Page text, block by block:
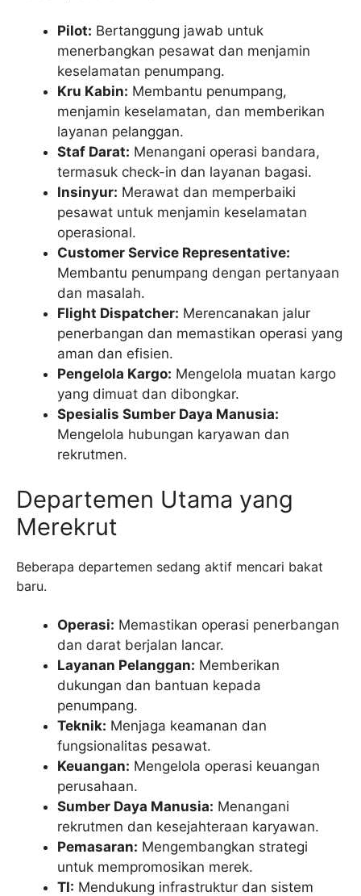
Pilot: Bertanggung jawab untuk
menerbangkan pesawat dan menjamin
keselamatan penumpang.
Kru Kabin: Membantu penumpang,
menjamin keselamatan, dan memberikan
layanan pelanggan.
Staf Darat: Menangani operasi bandara,
termasuk check-in dan layanan bagasi.
Insinyur: Merawat dan memperbaiki
pesawat untuk menjamin keselamatan
operasional.
Customer Service Representative:
Membantu penumpang dengan pertanyaan
dan masalah.
Flight Dispatcher: Merencanakan jalur
penerbangan dan memastikan operasi yang
aman dan efisien.
Pengelola Kargo: Mengelola muatan kargo
yang dimuat dan dibongkar.
Spesialis Sumber Daya Manusia:
Mengelola hubungan karyawan dan
rekrutmen.
Departemen Utama yang
Merekrut
Beberapa departemen sedang aktif mencari bakat
baru.
Operasi: Memastikan operasi penerbangan
dan darat berjalan lancar.
Layanan Pelanggan: Memberikan
dukungan dan bantuan kepada
penumpang.
Teknik: Menjaga keamanan dan
fungsionalitas pesawat.
Keuangan: Mengelola operasi keuangan
perusahaan.
Sumber Daya Manusia: Menangani
rekrutmen dan kesejahteraan karyawan.
Pemasaran: Mengembangkan strategi
untuk mempromosikan merek.
TI: Mendukung infrastruktur dan sistem